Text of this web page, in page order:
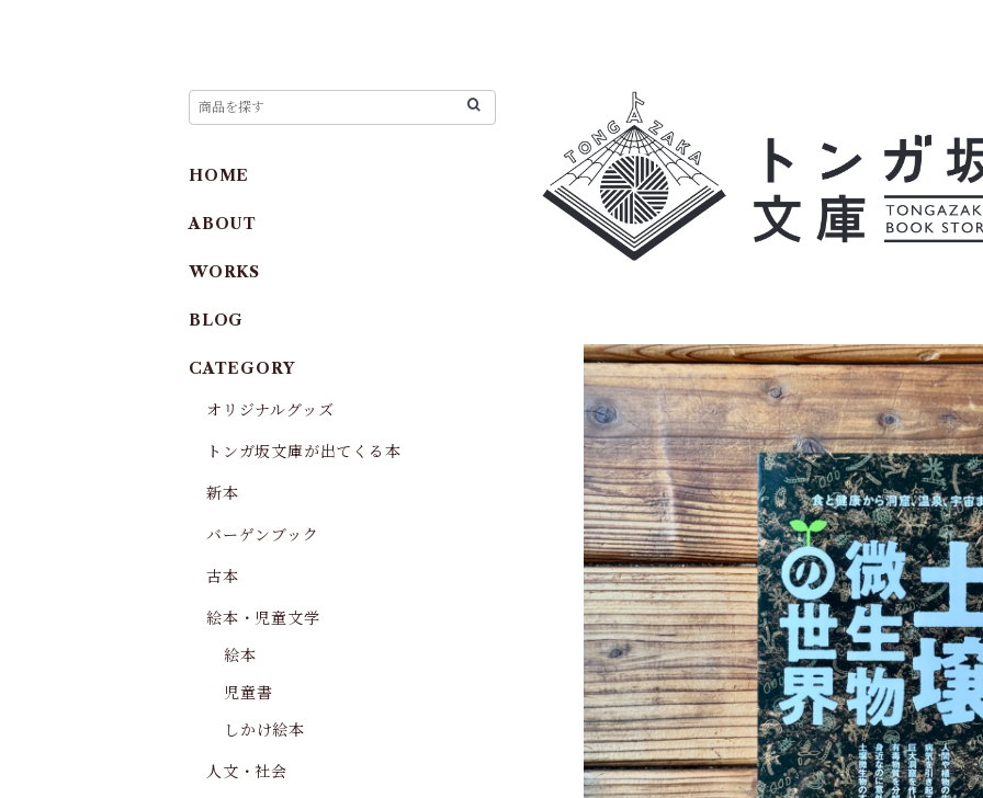
HOME
ABOUT
WORKS
BLOG
CATEGORY
オリジナルグッズ
トンガ坂文庫が出てくる本
新本
バーゲンブック
古本
絵本・児童文学
絵本
児童書
しかけ絵本
人文・社会